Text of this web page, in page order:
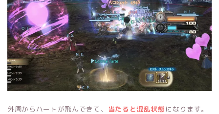
外周からハートが飛んできて、 当たると混乱状態 になります。